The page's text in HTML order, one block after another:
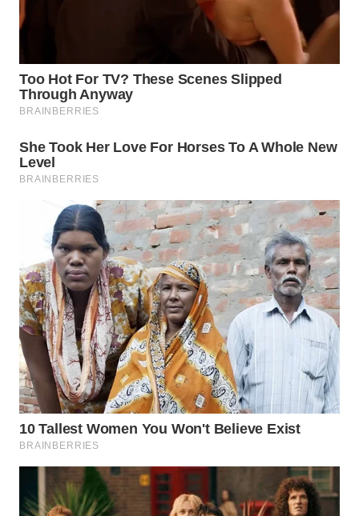
WN
SIMALUNGUN
LABUHANBATU
WN
TAPANULI
TENGAH
WN DELI
SERDANG
WN
TEBING
TINGGI
WN
PAKPAK
WN
KARAWANG